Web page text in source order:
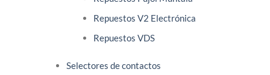
Repuestos V2 Electrónica
Repuestos VDS
Selectores de contactos